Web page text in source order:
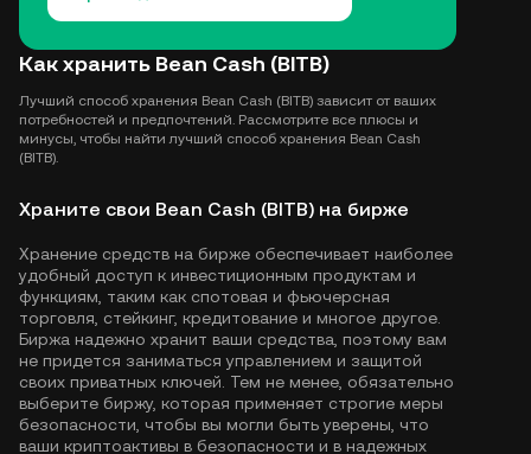
Как хранить Bean Cash (BITB)
Лучший способ хранения Bean Cash (BITB) зависит от ваших
потребностей и предпочтений. Рассмотрите все плюсы и
минусы, чтобы найти лучший способ хранения Bean Cash
(BITB).
Храните свои Bean Cash (BITB) на бирже
Хранение средств на бирже обеспечивает наиболее
удобный доступ к инвестиционным продуктам и
функциям, таким как спотовая и фьючерсная
торговля, стейкинг, кредитование и многое другое.
Биржа надежно хранит ваши средства, поэтому вам
не придется заниматься управлением и защитой
своих приватных ключей. Тем не менее, обязательно
выберите биржу, которая применяет строгие меры
безопасности, чтобы вы могли быть уверены, что
ваши криптоактивы в безопасности и в надежных